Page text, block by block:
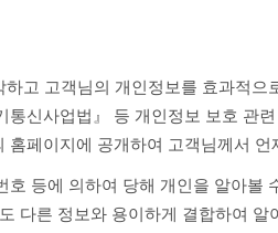
신사업법』 등 개인정보 보호 관
페이지에 공개하여 고객님께서
등에 의하여 당해 개인을 알아볼
다른 정보와 용이하게 결합하여